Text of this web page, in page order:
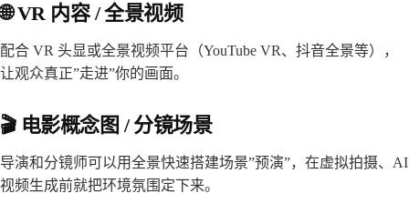
🌐 VR 内容 / 全景视频
配合 VR 头显或全景视频平台（YouTube VR、抖音全景等），
让观众真正”走进”你的画面。
🎬 电影概念图 / 分镜场景
导演和分镜师可以用全景快速搭建场景”预演”，在虚拟拍摄、AI
视频生成前就把环境氛围定下来。